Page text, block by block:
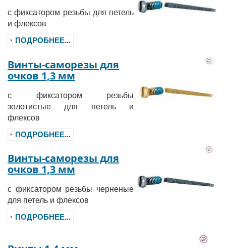
с фиксатором резьбы для петель
и флексов
ПОДРОБНЕЕ...
Винты-саморезы для
очков 1,3 мм
с фиксатором резьбы
золотистые для петель и
флексов
ПОДРОБНЕЕ...
Винты-саморезы для
очков 1,3 мм
с фиксатором резьбы черненые
для петель и флексов
ПОДРОБНЕЕ...